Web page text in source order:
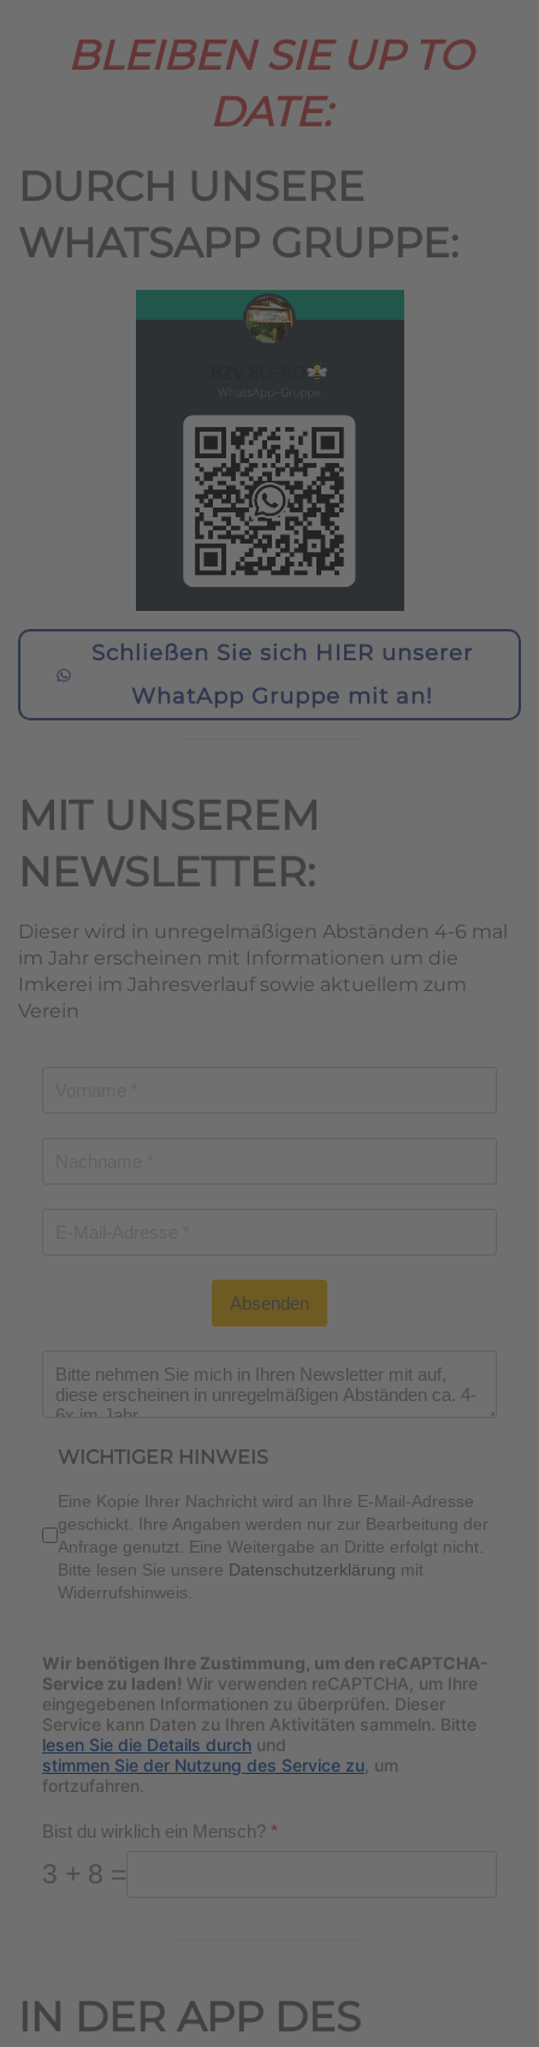
BLEIBEN SIE UP TO
DATE:
DURCH UNSERE
WHATSAPP GRUPPE:
Schließen Sie sich HIER unserer
WhatApp Gruppe mit an!
MIT UNSEREM
NEWSLETTER:
Dieser wird in unregelmäßigen Abständen 4-6 mal
im Jahr erscheinen mit Informationen um die
Imkerei im Jahresverlauf sowie aktuellem zum
Verein
Absenden
WICHTIGER HINWEIS
Eine Kopie Ihrer Nachricht wird an Ihre E-Mail-Adresse
geschickt. Ihre Angaben werden nur zur Bearbeitung der
Anfrage genutzt. Eine Weitergabe an Dritte erfolgt nicht.
Bitte lesen Sie unsere Datenschutzerklärung mit
Widerrufshinweis.
Wir benötigen Ihre Zustimmung, um den reCAPTCHA-
Service zu laden! Wir verwenden reCAPTCHA, um Ihre
eingegebenen Informationen zu überprüfen. Dieser
Service kann Daten zu Ihren Aktivitäten sammeln. Bitte
lesen Sie die Details durch und
stimmen Sie der Nutzung des Service zu , um
fortzufahren.
Bist du wirklich ein Mensch? *
3 + 8 =
IN DER APP DES